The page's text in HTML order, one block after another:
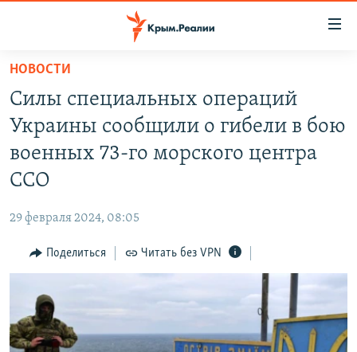
Вернуться
основному
содержанию
Вернутся
главной
Вернутся
поиску
КАРТА ВОЕННЫХ ОБЪЕКТОВ КРЫМА
ВОДА
ИСТОРИЯ
ИНТЕРАКТИВ
ИНФОГРАФИКА
СОВЕТЫ ПРАВОЗАЩИТНИКОВ
ПРОПАВШИЕ БЕЗ ВЕСТИ
РАДІО СВОБОДА
КАК ОБОЙТИ БЛОКИРОВКУ
Українською
Qırımtatar
НОВОСТИ
Силы специальных операций
Украины сообщили о гибели в бою
военных 73-го морского центра
ССО
29 февраля 2024, 08:05
Поделиться Читать без VPN